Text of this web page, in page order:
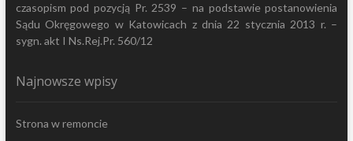
czasopism pod pozycją Pr. 2539 – na podstawie postanowienia
Sądu Okręgowego w Katowicach z dnia 22 stycznia 2013 r. –
sygn. akt I Ns.Rej.Pr. 560/12
Najnowsze wpisy
Strona w remoncie